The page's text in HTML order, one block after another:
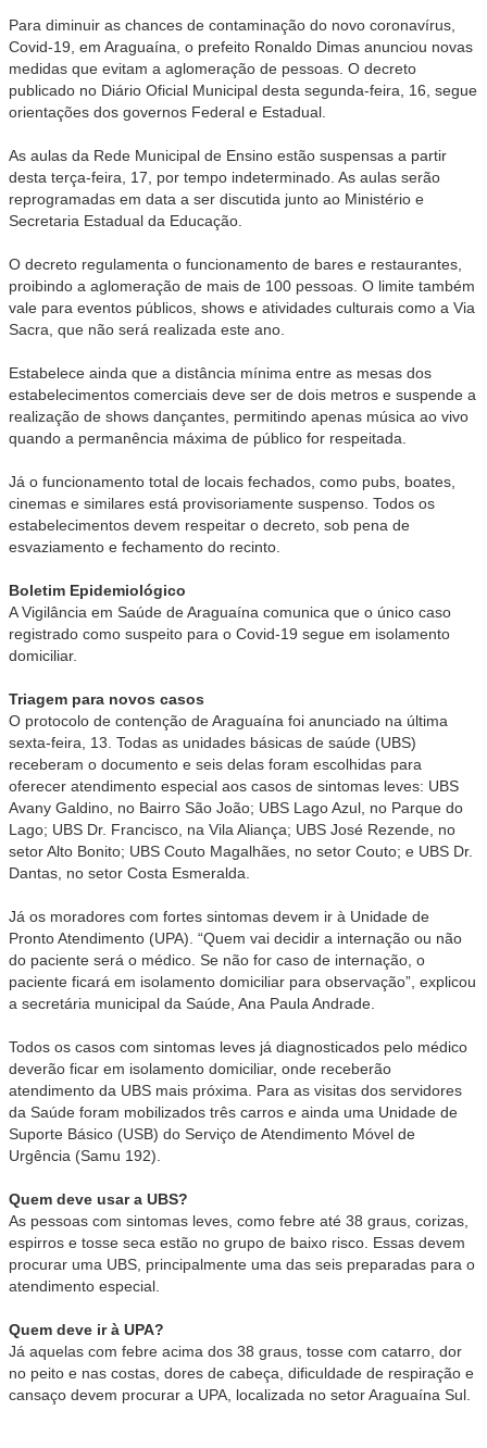
Para diminuir as chances de contaminação do novo coronavírus,
Covid-19, em Araguaína, o prefeito Ronaldo Dimas anunciou novas
medidas que evitam a aglomeração de pessoas. O decreto
publicado no Diário Oficial Municipal desta segunda-feira, 16, segue
orientações dos governos Federal e Estadual.
As aulas da Rede Municipal de Ensino estão suspensas a partir
desta terça-feira, 17, por tempo indeterminado. As aulas serão
reprogramadas em data a ser discutida junto ao Ministério e
Secretaria Estadual da Educação.
O decreto regulamenta o funcionamento de bares e restaurantes,
proibindo a aglomeração de mais de 100 pessoas. O limite também
vale para eventos públicos, shows e atividades culturais como a Via
Sacra, que não será realizada este ano.
Estabelece ainda que a distância mínima entre as mesas dos
estabelecimentos comerciais deve ser de dois metros e suspende a
realização de shows dançantes, permitindo apenas música ao vivo
quando a permanência máxima de público for respeitada.
Já o funcionamento total de locais fechados, como pubs, boates,
cinemas e similares está provisoriamente suspenso. Todos os
estabelecimentos devem respeitar o decreto, sob pena de
esvaziamento e fechamento do recinto.
Boletim Epidemiológico
A Vigilância em Saúde de Araguaína comunica que o único caso
registrado como suspeito para o Covid-19 segue em isolamento
domiciliar.
Triagem para novos casos
O protocolo de contenção de Araguaína foi anunciado na última
sexta-feira, 13. Todas as unidades básicas de saúde (UBS)
receberam o documento e seis delas foram escolhidas para
oferecer atendimento especial aos casos de sintomas leves: UBS
Avany Galdino, no Bairro São João; UBS Lago Azul, no Parque do
Lago; UBS Dr. Francisco, na Vila Aliança; UBS José Rezende, no
setor Alto Bonito; UBS Couto Magalhães, no setor Couto; e UBS Dr.
Dantas, no setor Costa Esmeralda.
Já os moradores com fortes sintomas devem ir à Unidade de
Pronto Atendimento (UPA). “Quem vai decidir a internação ou não
do paciente será o médico. Se não for caso de internação, o
paciente ficará em isolamento domiciliar para observação”, explicou
a secretária municipal da Saúde, Ana Paula Andrade.
Todos os casos com sintomas leves já diagnosticados pelo médico
deverão ficar em isolamento domiciliar, onde receberão
atendimento da UBS mais próxima. Para as visitas dos servidores
da Saúde foram mobilizados três carros e ainda uma Unidade de
Suporte Básico (USB) do Serviço de Atendimento Móvel de
Urgência (Samu 192).
Quem deve usar a UBS?
As pessoas com sintomas leves, como febre até 38 graus, corizas,
espirros e tosse seca estão no grupo de baixo risco. Essas devem
procurar uma UBS, principalmente uma das seis preparadas para o
atendimento especial.
Quem deve ir à UPA?
Já aquelas com febre acima dos 38 graus, tosse com catarro, dor
no peito e nas costas, dores de cabeça, dificuldade de respiração e
cansaço devem procurar a UPA, localizada no setor Araguaína Sul.